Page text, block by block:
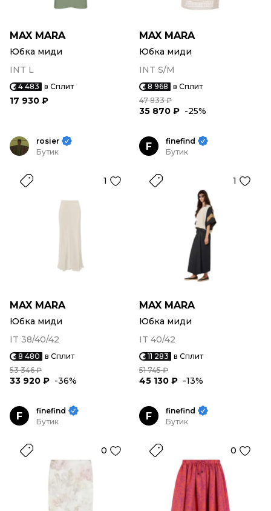
MAX MARA
Юбка миди
INT L
4 483 в Сплит
17 930 ₽
MAX MARA
Юбка миди
INT S/M
8 968 в Сплит
47 833 ₽
35 870 ₽ -25%
rosier
Бутик
1
MAX MARA
Юбка миди
IT 38/40/42
8 480 в Сплит
53 346 ₽
33 920 ₽ -36%
F
finefind
Бутик
1
MAX MARA
Юбка миди
IT 40/42
11 283 в Сплит
51 745 ₽
45 130 ₽ -13%
F
finefind
Бутик
0
F
finefind
Бутик
0